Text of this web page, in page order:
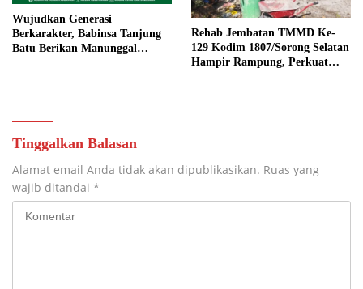
Wujudkan Generasi
Berkarakter, Babinsa Tanjung
Batu Berikan Manunggal
Rehab Jembatan TMMD Ke-
129 Kodim 1807/Sorong Selatan
Hampir Rampung, Perkuat
Tinggalkan Balasan
Alamat email Anda tidak akan dipublikasikan. Ruas yang
wajib ditandai *